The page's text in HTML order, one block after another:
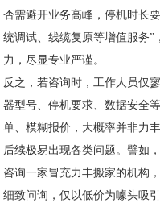
否需避开业务高峰，停机时长
统调试、线缆复原等增值服务
力，尽显专业严谨。
反之，若咨询时，工作人员仅
器型号、停机要求、数据安全
单、模糊报价，大概率并非力
后续极易出现各类问题。譬如
咨询一家冒充力丰搬家的机构
细致问询，仅以低价为噱头吸